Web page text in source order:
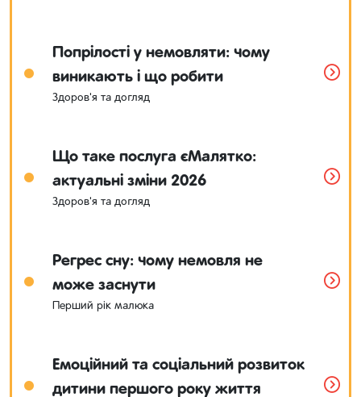
Попрілості у немовляти: чому
виникають і що робити
Здоров'я та догляд
Що таке послуга єМалятко:
актуальні зміни 2026
Здоров'я та догляд
Регрес сну: чому немовля не
може заснути
Перший рік малюка
Емоційний та соціальний розвиток
дитини першого року життя